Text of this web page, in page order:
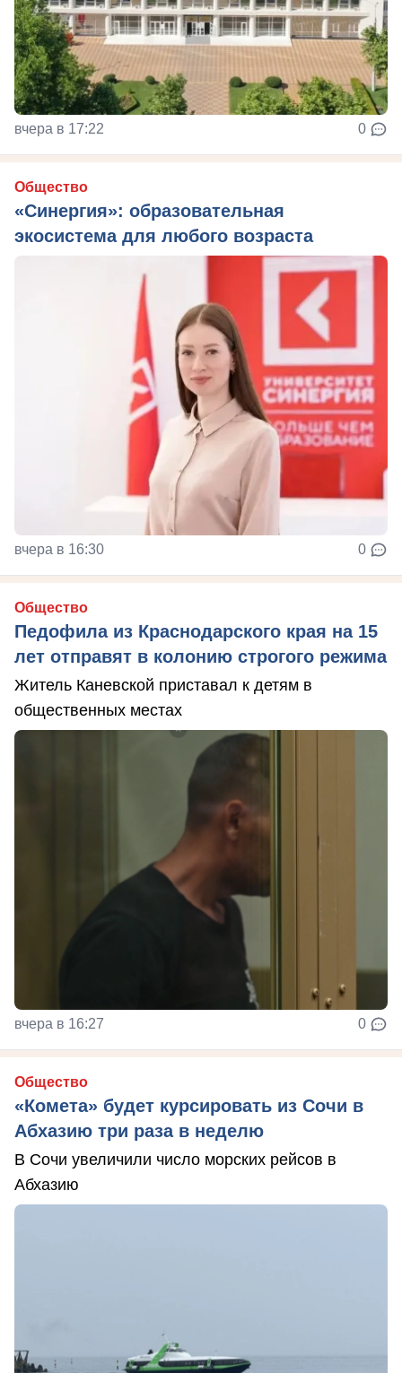
вчера в 17:22 0
Общество
«Синергия»: образовательная
экосистема для любого возраста
вчера в 16:30 0
Общество
Педофила из Краснодарского края на 15
лет отправят в колонию строгого режима
Житель Каневской приставал к детям в
общественных местах
вчера в 16:27 0
Общество
«Комета» будет курсировать из Сочи в
Абхазию три раза в неделю
В Сочи увеличили число морских рейсов в
Абхазию